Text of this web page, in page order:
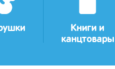
Книги и
канцтовары